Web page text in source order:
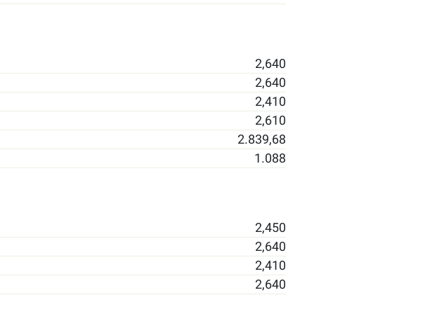
2,640
2,640
2,410
2,610
2.839,68
1.088
2,450
2,640
2,410
2,640